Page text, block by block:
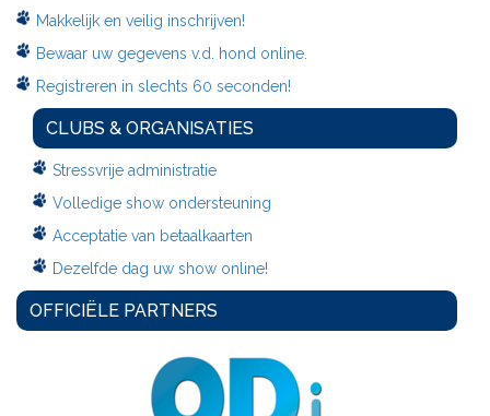
Makkelijk en veilig inschrijven!
Bewaar uw gegevens v.d. hond online.
Registreren in slechts 60 seconden!
CLUBS & ORGANISATIES
Stressvrije administratie
Volledige show ondersteuning
Acceptatie van betaalkaarten
Dezelfde dag uw show online!
OFFICIËLE PARTNERS